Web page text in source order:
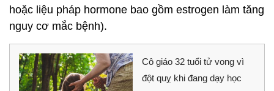
hoặc liệu pháp hormone bao gồm estrogen làm tăng
nguy cơ mắc bệnh).
Cô giáo 32 tuổi tử vong vì
đột quỵ khi đang dạy học